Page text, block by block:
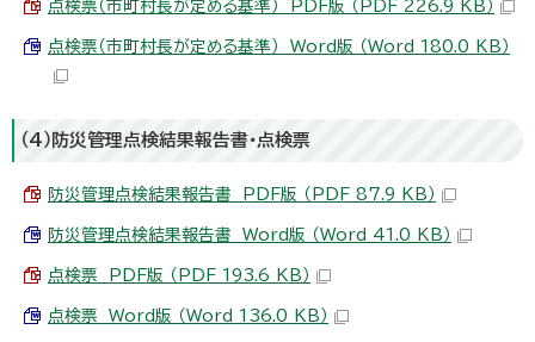
点検票（市町村長が定める基準） PDF版 （PDF 226.9 KB）
点検票（市町村長が定める基準） Word版 （Word 180.0 KB）
（4）防災管理点検結果報告書・点検票
防災管理点検結果報告書 PDF版 （PDF 87.9 KB）
防災管理点検結果報告書 Word版 （Word 41.0 KB）
点検票 PDF版 （PDF 193.6 KB）
点検票 Word版 （Word 136.0 KB）